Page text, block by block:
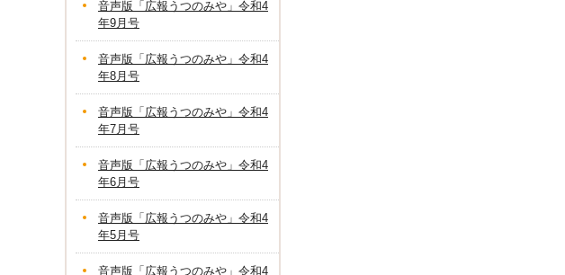
音声版「広報うつのみや」令和4
年9月号
音声版「広報うつのみや」令和4
年8月号
音声版「広報うつのみや」令和4
年7月号
音声版「広報うつのみや」令和4
年6月号
音声版「広報うつのみや」令和4
年5月号
音声版「広報うつのみや」令和4